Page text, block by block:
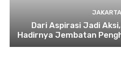
JAKARTA
Dari Aspirasi Jadi
Hadirnya Jembatan